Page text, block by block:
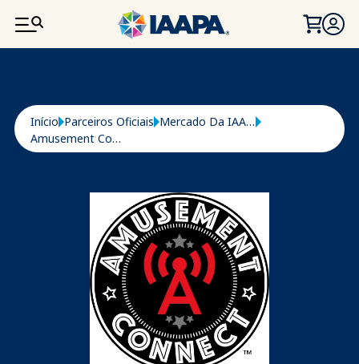
PASSAR PARA O CONTEÚDO PRINCIPAL
Navegação estrutural
Início Parceiros Oficiais
Mercado Da IAAPA
Amusement Connect